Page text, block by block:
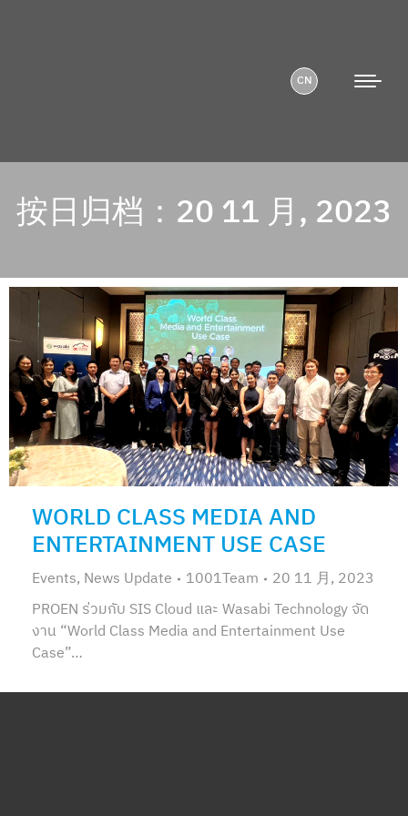
CN
按日归档： 20 11 月, 2023
WORLD CLASS MEDIA AND
ENTERTAINMENT USE CASE
Events, News Update 1001Team
20 11 月, 2023
PROEN ร่วมกับ SIS Cloud และ Wasabi Technology จัด
งาน “World Class Media and Entertainment Use
Case”…